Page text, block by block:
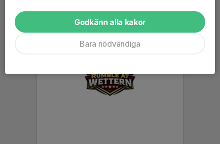
Godkänn alla kakor
Bara nödvändiga